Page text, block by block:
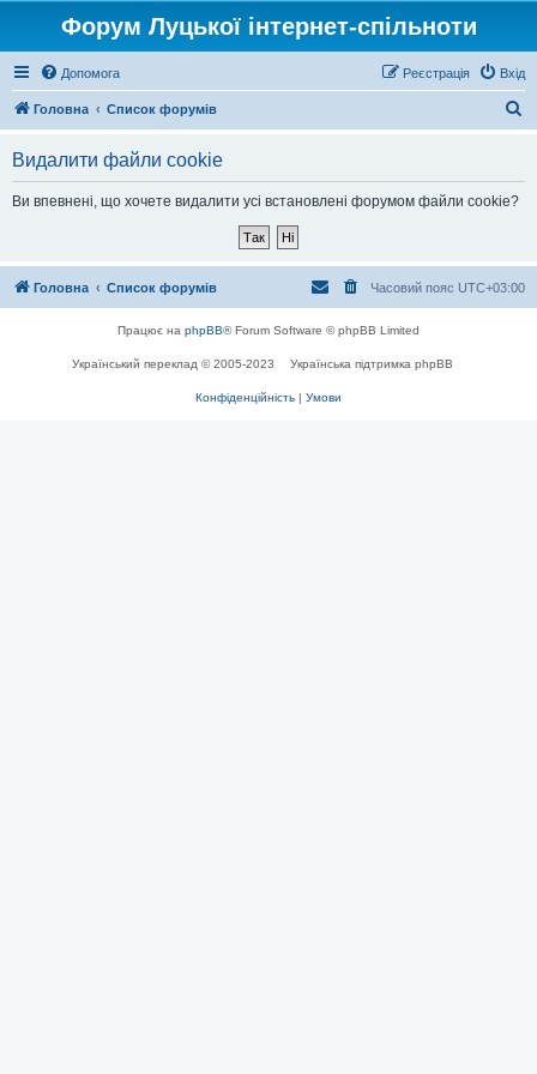
Форум Луцької інтернет-спільноти
Допомога Вхід
Реєстрація
Головна Список форумів
Видалити файли cookie
Ви впевнені, що хочете видалити усі встановлені форумом файли cookie?
Головна Список форумів Часовий пояс UTC+03:00
Працює на phpBB® Forum Software © phpBB Limited
Український переклад © 2005-2023 Українська підтримка phpBB
Конфіденційність | Умови